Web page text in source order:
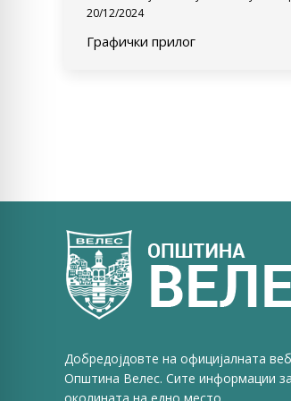
20/12/2024
Графички прилог
Добредојдовте на официјалната
Општина Велес. Сите информации